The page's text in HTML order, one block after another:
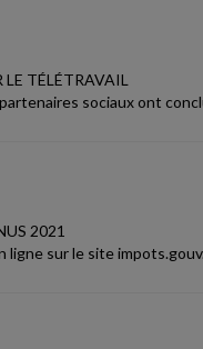
TÉLÉTRAVAIL
sociaux ont
2021
ligne sur le site